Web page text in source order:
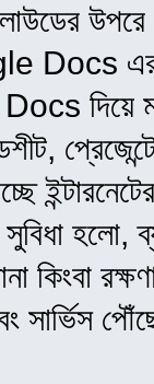
Docs এর
দিয়ে
হলো,
কিংবা
সার্ভিস